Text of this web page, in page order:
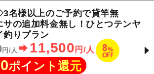
名様以上のご予約で貸竿無
サの追加料金無し！ひとつテンヤ
釣りプラン
円/人 11,500 円/人 8%
OFF
ポイント還元